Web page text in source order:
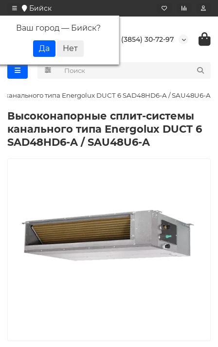
Бийск
Ваш город — Бийск?
+7 (3854) 30-72-97
типа Energolux DUCT 6 SAD48HD6-A / SAU48U6-A
Высоконапорные сплит-системы
канального типа Energolux DUCT 6
SAD48HD6-A / SAU48U6-A